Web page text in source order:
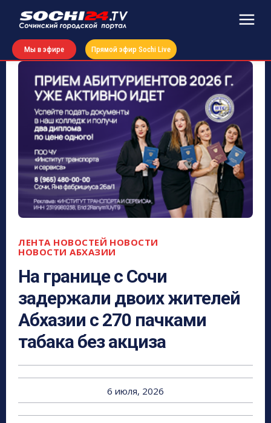
Мы в эфире Прямой эфир Sochi Live
ЛЕНТА НОВОСТЕЙ НОВОСТИ
НОВОСТИ АБХАЗИИ
На границе с Сочи
задержали двоих жителей
Абхазии с 270 пачками
табака без акциза
6 июля, 2026